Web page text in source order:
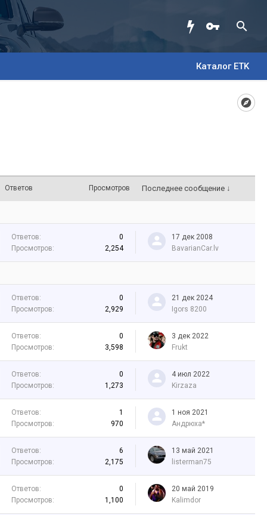
Каталог ETK
Ответов Просмотров Последнее сообщение ↓
Ответов:
0
Просмотров:
2,254
17 дек 2008
BavarianCar.lv
Ответов:
0
Просмотров:
2,929
21 дек 2024
Igors 8200
Ответов:
0
Просмотров:
3,598
3 дек 2022
Frukt
Ответов:
0
Просмотров:
1,273
4 июл 2022
Kirzaza
Ответов:
1
Просмотров:
970
1 ноя 2021
Андрюха*
Ответов:
6
Просмотров:
2,175
13 май 2021
listerman75
Ответов:
0
Просмотров:
1,100
20 май 2019
Kalimdor